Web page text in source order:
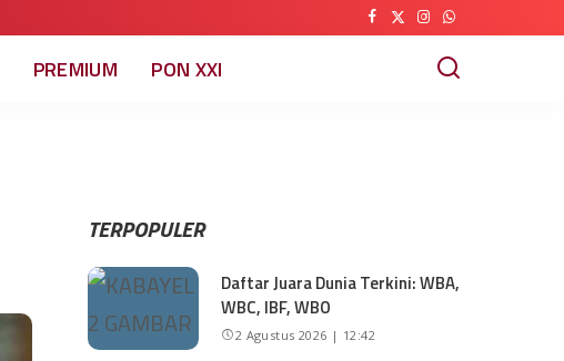
PREMIUM PON XXI
TERPOPULER
Daftar Juara Dunia Terkini: WBA,
WBC, IBF, WBO
2 Agustus 2026 | 12:42